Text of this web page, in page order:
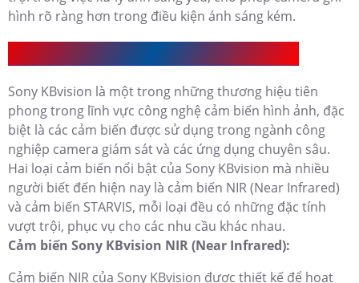
hình rõ ràng hơn trong điều kiện ánh sáng kém.
Sony KBvision là một trong những thương hiệu tiên
phong trong lĩnh vực công nghệ cảm biến hình ảnh, đặc
biệt là các cảm biến được sử dụng trong ngành công
nghiệp camera giám sát và các ứng dụng chuyên sâu.
Hai loại cảm biến nổi bật của Sony KBvision mà nhiều
người biết đến hiện nay là cảm biến NIR (Near Infrared)
và cảm biến STARVIS, mỗi loại đều có những đặc tính
vượt trội, phục vụ cho các nhu cầu khác nhau.
Cảm biến Sony KBvision NIR (Near Infrared):
Cảm biến NIR của Sony KBvision được thiết kế để hoạt